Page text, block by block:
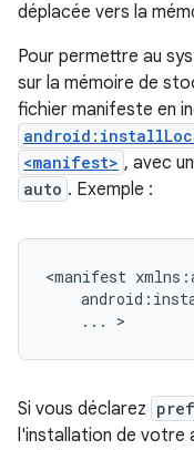
déplacée vers la
Pour permettre au
sur la mémoire de
fichier manifeste en
<manifest> , avec
auto . Exemple :
<manifest
...
>
Si vous déclarez
l'installation de votre